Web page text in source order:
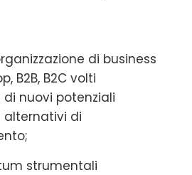
di business
B2B, B2C volti
di nuovi potenziali
di
strumentali